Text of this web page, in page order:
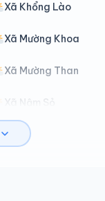
Xã Khổng Lào
Xã Mường Khoa
Xã Mường Than
Xã Nậm Sỏ
Xã Pắc Ta